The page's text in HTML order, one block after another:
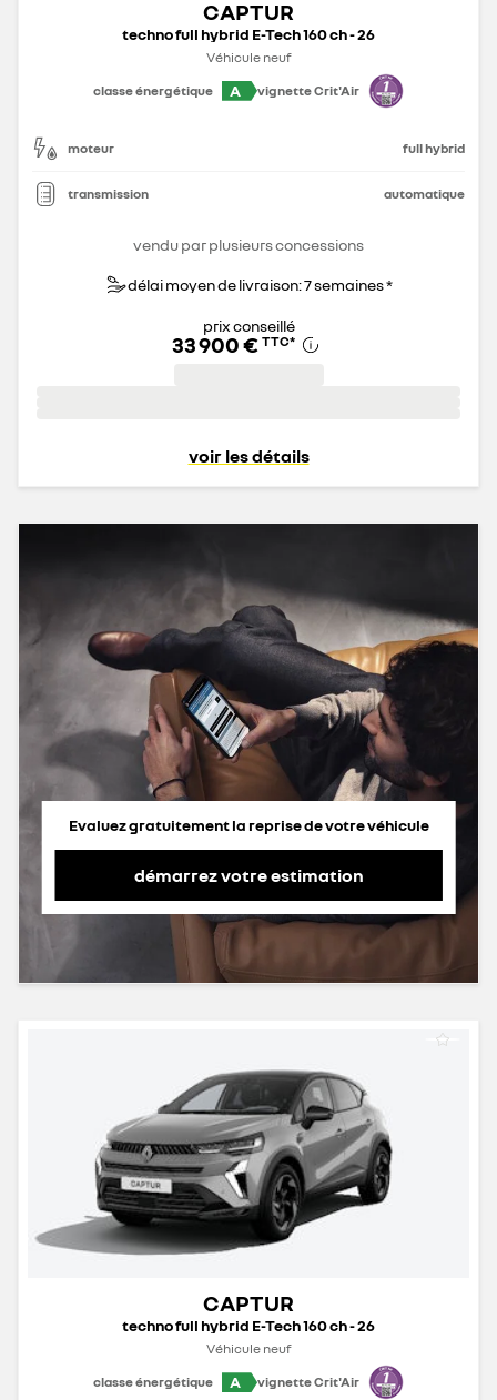
CAPTUR
techno full hybrid E-Tech 160 ch - 26
Véhicule neuf
classe énergétique
A vignette Crit'Air
moteur full hybrid
transmission automatique
vendu par plusieurs concessions
délai moyen de livraison: 7 semaines *
prix conseillé
33 900 € TTC*
voir les détails
Evaluez gratuitement la reprise de votre véhicule
démarrez votre estimation
CAPTUR
techno full hybrid E-Tech 160 ch - 26
Véhicule neuf
classe énergétique
A vignette Crit'Air